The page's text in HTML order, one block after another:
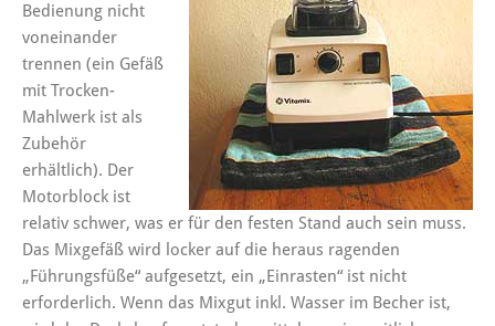
Bedienung nicht
voneinander
trennen (ein Gefäß
mit Trocken-
Mahlwerk ist als
Zubehör
erhältlich). Der
Motorblock ist
relativ schwer, was er für den festen Stand auch sein muss.
Das Mixgefäß wird locker auf die heraus ragenden
„Führungsfüße“ aufgesetzt, ein „Einrasten“ ist nicht
erforderlich. Wenn das Mixgut inkl. Wasser im Becher ist,